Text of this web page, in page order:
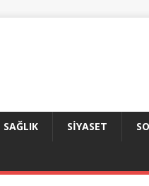
SAĞLIK SIYASET